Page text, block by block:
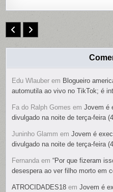
Edu Wlauber em Blogueiro
automutila ao vivo no TikTok; é
Fa do Ralph Gomes emJovem é
divulgado na noite de terça-feira
Juninho Glamm emJovem é
divulgado na noite de terça-feira
Fernanda em“Por que fizeram
desespera ao ver filho morto em
ATROCIDADES18 emJovem é